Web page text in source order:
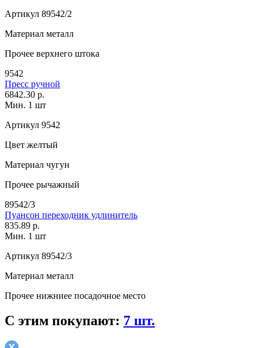
Артикул 89542/2
Материал металл
Прочее верхнего штока
9542
Пресс ручной
6842.30 р.
Мин. 1 шт
Артикул 9542
Цвет желтый
Материал чугун
Прочее рычажный
89542/3
Пуансон переходник удлинитель
835.89 р.
Мин. 1 шт
Артикул 89542/3
Материал металл
Прочее нижниее посадочное место
С этим покупают: 7 шт.